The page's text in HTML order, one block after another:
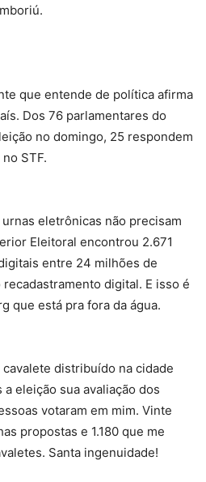
que entende de política afirma
Dos 76 parlamentares do
no domingo, 25 respondem
STF.
eletrônicas não precisam
Eleitoral encontrou 2.671
entre 24 milhões de
digital. E isso é
que está pra fora da água.
distribuído na cidade
eleição sua avaliação dos
votaram em mim. Vinte
propostas e 1.180 que me
Santa ingenuidade!